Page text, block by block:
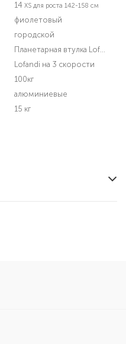
14 XS для роста 142-158 см
фиолетовый
городской
Планетарная втулка Lofandi на 3 скорости
Lofandi на 3 скорости
100кг
алюминиевые
15 кг